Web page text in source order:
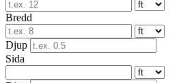
Bredd
Djup
Sida